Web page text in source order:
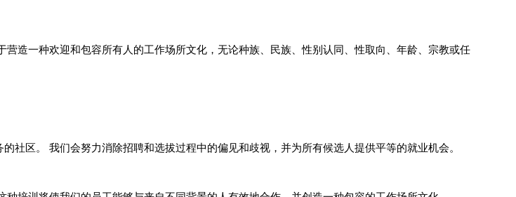
造一种欢迎和包容所有人的工作场所文化，无论种族、民族、性别认同、性取向、年龄、宗教或任
社区。 我们会努力消除招聘和选拔过程中的偏见和歧视，并为所有候选人提供平等的就业机会。